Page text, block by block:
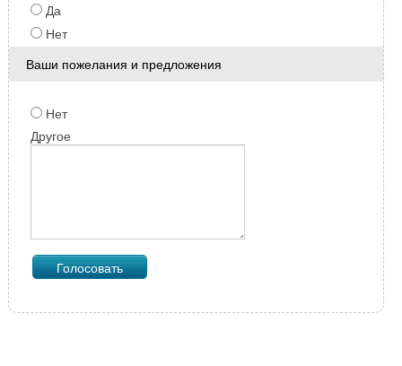
Да
Нет
Ваши пожелания и предложения
Нет
Другое